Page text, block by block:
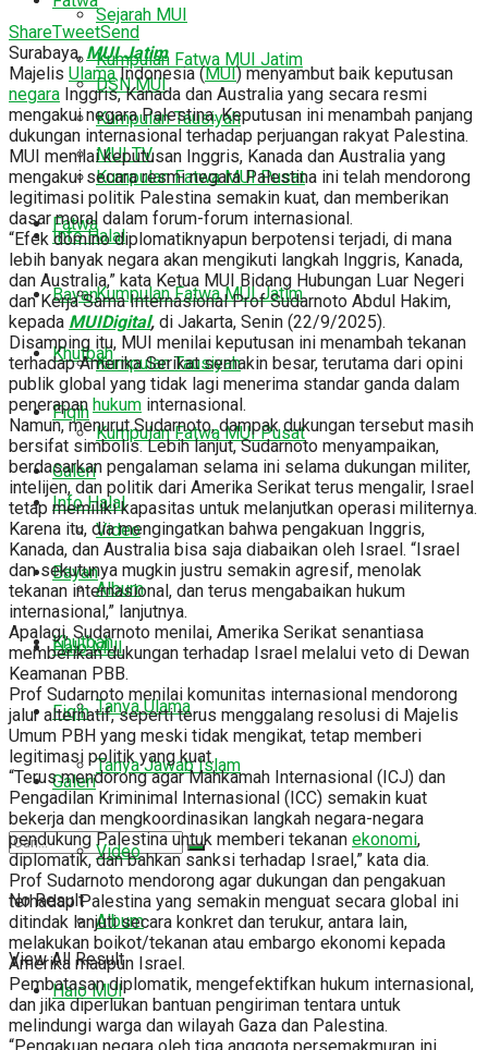
Kumpulan Fatwa MUI Jatim
Kumpulan Tausiyah
Kumpulan Fatwa MUI Pusat
Info Halal
Bayan
Khutbah
Fiqih
Galeri
Video
Album
Halo MUI
Tanya Ulama
Tanya Jawab Islam
No Result
View All Result
Sejarah MUI
DSN MUI
MUI TV
Fatwa
Kumpulan Fatwa MUI Jatim
Kumpulan Tausiyah
Kumpulan Fatwa MUI Pusat
Info Halal
Bayan
Khutbah
Fiqih
Galeri
Video
Album
Halo MUI
ShareTweetSend
Surabaya, MUI Jatim
Majelis UlamaIndonesia (MUI) menyambut baik keputusan
negara Inggris, Kanada dan Australia yang secara resmi
mengakui negara Palestina. Keputusan ini menambah panjang
dukungan internasional terhadap perjuangan rakyat Palestina.
MUI menilai keputusan Inggris, Kanada dan Australia yang
mengakui secara resmi negara Palestina ini telah mendorong
legitimasi politik Palestina semakin kuat, dan memberikan
dasar moral dalam forum-forum internasional.
“Efek domino diplomatiknyapun berpotensi terjadi, di mana
lebih banyak negara akan mengikuti langkah Inggris, Kanada,
dan Australia,” kata Ketua MUI Bidang Hubungan Luar Negeri
dan Kerja Sama Internasional Prof Sudarnoto Abdul Hakim,
kepada MUIDigital, di Jakarta, Senin (22/9/2025).
Disamping itu, MUI menilai keputusan ini menambah tekanan
terhadap Amerika Serikat semakin besar, terutama dari opini
publik global yang tidak lagi menerima standar ganda dalam
penerapan hukum internasional.
Namun, menurut Sudarnoto, dampak dukungan tersebut masih
bersifat simbolis. Lebih lanjut, Sudarnoto menyampaikan,
berdasarkan pengalaman selama ini selama dukungan militer,
intelijen, dan politik dari Amerika Serikat terus mengalir, Israel
tetap memiliki kapasitas untuk melanjutkan operasi militernya.
Karena itu, dia mengingatkan bahwa pengakuan Inggris,
Kanada, dan Australia bisa saja diabaikan oleh Israel. “Israel
dan sekutunya mugkin justru semakin agresif, menolak
tekanan internasional, dan terus mengabaikan hukum
internasional,” lanjutnya.
Apalagi, Sudarnoto menilai, Amerika Serikat senantiasa
memberikan dukungan terhadap Israel melalui veto di Dewan
Keamanan PBB.
Prof Sudarnoto menilai komunitas internasional mendorong
jalur alternatif, seperti terus menggalang resolusi di Majelis
Umum PBH yang meski tidak mengikat, tetap memberi
legitimasi politik yang kuat.
“Terus mendorong agar Mahkamah Internasional (ICJ) dan
Pengadilan Kriminimal Internasional (ICC) semakin kuat
bekerja dan mengkoordinasikan langkah negara-negara
pendukung Palestina untuk memberi tekanan ekonomi,
diplomatik, dan bahkan sanksi terhadap Israel,” kata dia.
Prof Sudarnoto mendorong agar dukungan dan pengakuan
terhadap Palestina yang semakin menguat secara global ini
ditindak lanjuti secara konkret dan terukur, antara lain,
melakukan boikot/tekanan atau embargo ekonomi kepada
Amerika maupun Israel.
Pembatasan diplomatik, mengefektifkan hukum internasional,
dan jika diperlukan bantuan pengiriman tentara untuk
melindungi warga dan wilayah Gaza dan Palestina.
“Pengakuan negara oleh tiga anggota persemakmuran ini